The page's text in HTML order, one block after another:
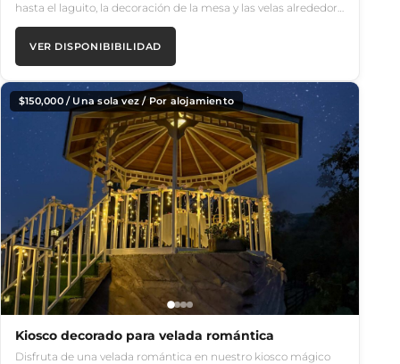
hasta el laguito, la decoración de la mesa y las velas alrededor…
VER DISPONIBIBILIDAD
$150,000/ Una sola vez / Por alojamiento
Kiosco decorado para velada romántica
Disfruta de una velada romántica en nuestro kiosco mágico